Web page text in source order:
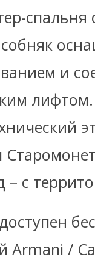
и
– с
Armani /